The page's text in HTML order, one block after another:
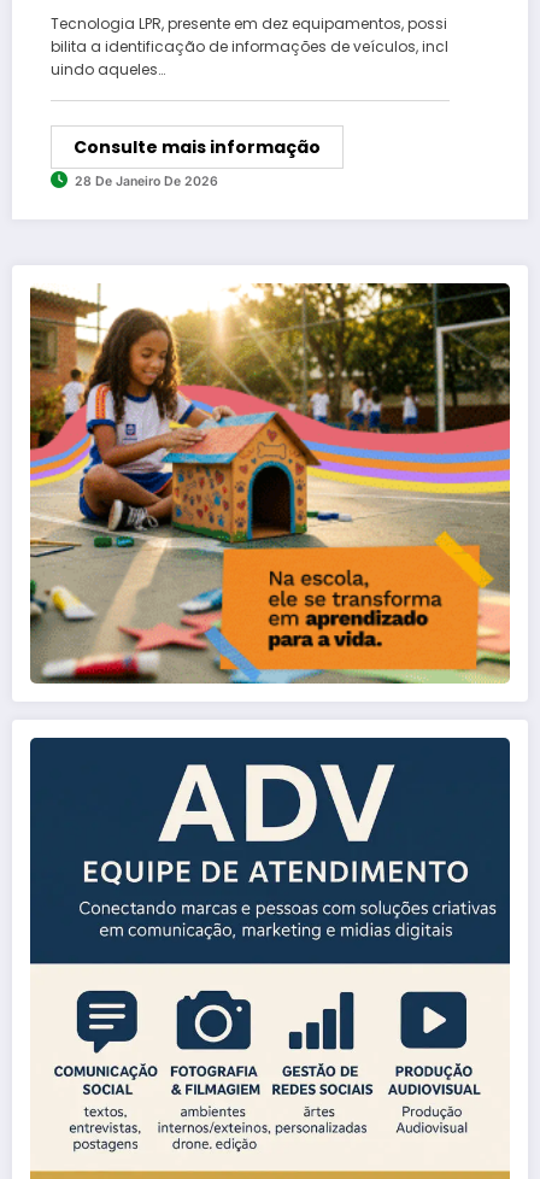
Tecnologia LPR, presente em dez equipamentos, possi
bilita a identificação de informações de veículos, incl
uindo aqueles…
Consulte mais informação
28 De Janeiro De 2026